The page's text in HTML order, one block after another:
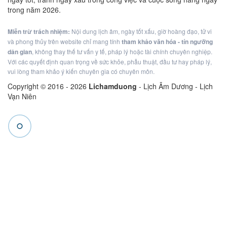
trong năm 2026.
Miễn trừ trách nhiệm: Nội dung lịch âm, ngày tốt xấu, giờ hoàng đạo, tử vi
và phong thủy trên website chỉ mang tính tham khảo văn hóa - tín ngưỡng
dân gian, không thay thế tư vấn y tế, pháp lý hoặc tài chính chuyên nghiệp.
Với các quyết định quan trọng về sức khỏe, phẫu thuật, đầu tư hay pháp lý,
vui lòng tham khảo ý kiến chuyên gia có chuyên môn.
Copyright © 2016 - 2026 Lichamduong - Lịch Âm Dương - Lịch
Vạn Niên